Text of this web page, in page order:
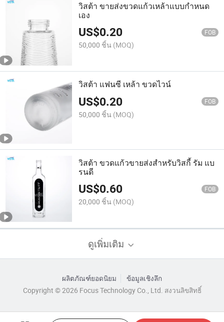
วิสต้า ขายส่งขวดแก้วเหล้าแบบกำหนด
เอง
US$0.20 FOB
50,000 ชิ้น (MOQ)
วิสต้า แฟนซี เหล้า ขวดไวน์
US$0.20 FOB
50,000 ชิ้น (MOQ)
วิสต้า ขวดแก้วขายส่งสำหรับวิสกี้ รัม แบ
รนดี
US$0.60 FOB
20,000 ชิ้น (MOQ)
ดูเพิ่มเติม
ผลิตภัณฑ์ยอดนิยม
ข้อมูลเชิงลึก
Copyright © 2026 Focus Technology Co., Ltd. สงวนลิขสิทธิ์